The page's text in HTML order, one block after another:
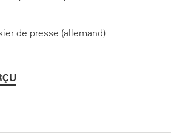
de presse (allemand)